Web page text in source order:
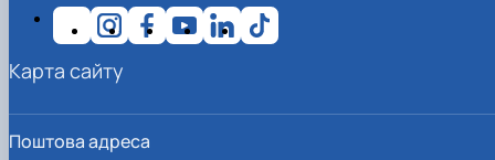
Поштова адреса
Карта сайту